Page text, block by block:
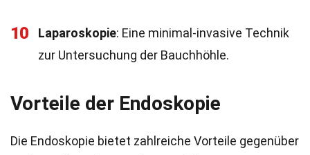
10 Laparoskopie: Eine minimal-invasive Technik
zur Untersuchung der Bauchhöhle.
Vorteile der Endoskopie
Die Endoskopie bietet zahlreiche Vorteile gegenüber